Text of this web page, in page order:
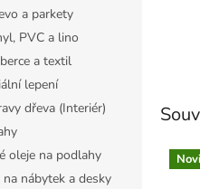
a parkety
PVC a lino
a textil
lepení
dřeva (Interiér)
oleje na podlahy
nábytek a desky